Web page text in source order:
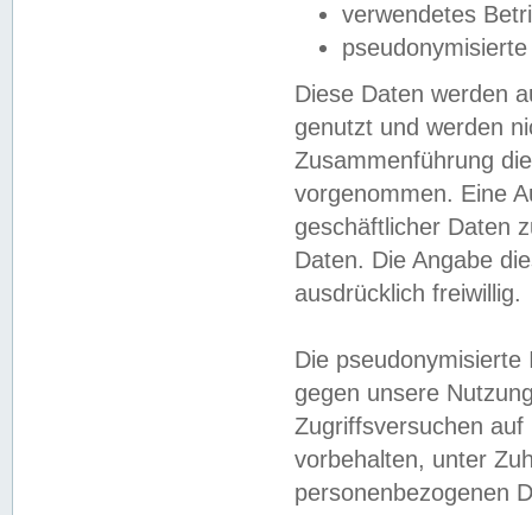
verwendetes
Diese Daten werden
genutzt und werden
Zusammenführung
vorgenommen. Eine
geschäftlicher Daten
Daten. Die Angabe
ausdrücklich freiwillig.
Die
gegen unsere
Zugriffsversuchen
vorbehalten, unter
personenbezogenen